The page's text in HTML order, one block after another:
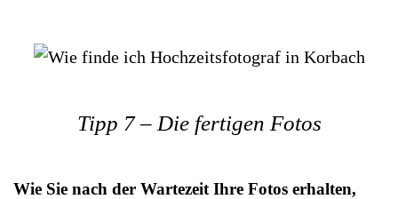
Tipp 7 – Die fertigen Fotos
Wie Sie nach der Wartezeit Ihre Fotos erhalten,